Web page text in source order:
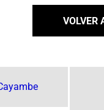
VOLVER